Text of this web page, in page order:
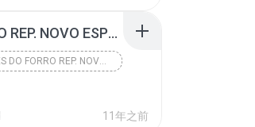
(107) AVIÕES DO FORRO REP. NOVO ESPECIAL 2015 @ABB DOWNLOADS.mp3
AVIOES DO FORRO REP. NOVO 2015 @ABB DOWNLOADS
11年之前